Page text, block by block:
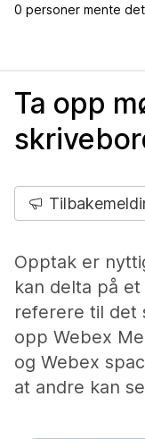
0 personer mente
Ta opp
Opptak er
kan delta på
referere til det
opp Webex
og Webex
at andre kan